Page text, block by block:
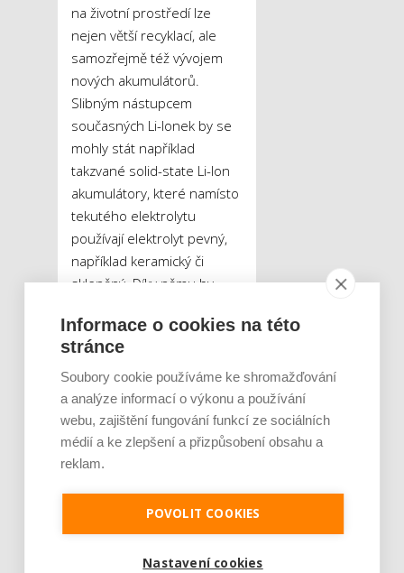
na životní prostředí lze
nejen větší recyklací, ale
samozřejmě též vývojem
nových akumulátorů.
Slibným nástupcem
současných Li-Ionek by se
mohly stát například
takzvané solid-state Li-Ion
akumulátory, které namísto
tekutého elektrolytu
používají elektrolyt pevný,
například keramický či
skleněný. Díky němu by
byly stabilnější a vyšší
hustotou energie, takže by
mohly vydržet až
dvojnásobně dlouho.
Bohužel, jejich vývoj je ještě
poměrně na začátku a vědci
odhadují, že jejich
zařízení bude možná až za
více než 10 let, do
elektromobilů ještě déle.
Informace o cookies na této
stránce
Soubory cookie používáme ke shromažďování
a analýze informací o výkonu a používání
webu, zajištění fungování funkcí ze sociálních
médií a ke zlepšení a přizpůsobení obsahu a
reklam.
POVOLIT COOKIES
Nastavení cookies